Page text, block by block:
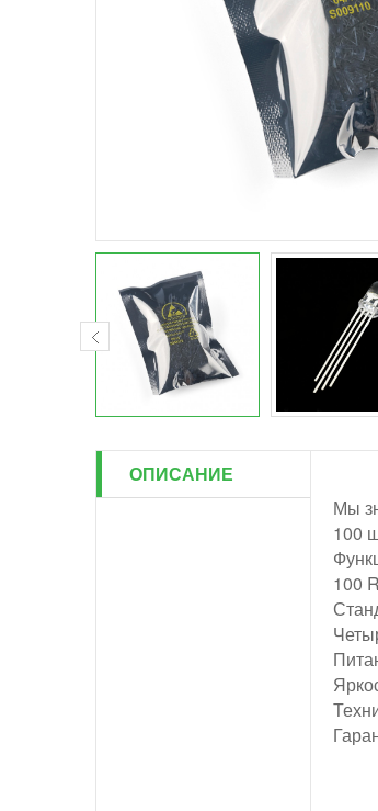
ОПИСАНИЕ
Мы
100
100